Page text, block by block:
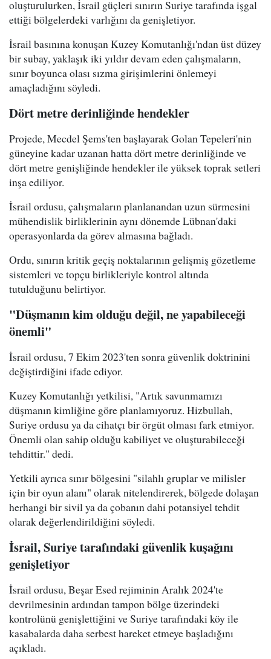
oluşturulurken, İsrail güçleri sınırın Suriye tarafında işgal
ettiği bölgelerdeki varlığını da genişletiyor.
İsrail basınına konuşan Kuzey Komutanlığı'ndan üst düzey
bir subay, yaklaşık iki yıldır devam eden çalışmaların,
sınır boyunca olası sızma girişimlerini önlemeyi
amaçladığını söyledi.
Dört metre derinliğinde hendekler
Projede, Mecdel Şems'ten başlayarak Golan Tepeleri'nin
güneyine kadar uzanan hatta dört metre derinliğinde ve
dört metre genişliğinde hendekler ile yüksek toprak setleri
inşa ediliyor.
İsrail ordusu, çalışmaların planlanandan uzun sürmesini
mühendislik birliklerinin aynı dönemde Lübnan'daki
operasyonlarda da görev almasına bağladı.
Ordu, sınırın kritik geçiş noktalarının gelişmiş gözetleme
sistemleri ve topçu birlikleriyle kontrol altında
tutulduğunu belirtiyor.
"Düşmanın kim olduğu değil, ne yapabileceği
önemli"
İsrail ordusu, 7 Ekim 2023'ten sonra güvenlik doktrinini
değiştirdiğini ifade ediyor.
Kuzey Komutanlığı yetkilisi, "Artık savunmamızı
düşmanın kimliğine göre planlamıyoruz. Hizbullah,
Suriye ordusu ya da cihatçı bir örgüt olması fark etmiyor.
Önemli olan sahip olduğu kabiliyet ve oluşturabileceği
tehdittir." dedi.
Yetkili ayrıca sınır bölgesini "silahlı gruplar ve milisler
için bir oyun alanı" olarak nitelendirerek, bölgede dolaşan
herhangi bir sivil ya da çobanın dahi potansiyel tehdit
olarak değerlendirildiğini söyledi.
İsrail, Suriye tarafındaki güvenlik kuşağını
genişletiyor
İsrail ordusu, Beşar Esed rejiminin Aralık 2024'te
devrilmesinin ardından tampon bölge üzerindeki
kontrolünü genişlettiğini ve Suriye tarafındaki köy ile
kasabalarda daha serbest hareket etmeye başladığını
açıkladı.